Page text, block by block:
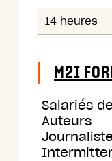
14 heures
M2I
Salariés
Auteurs